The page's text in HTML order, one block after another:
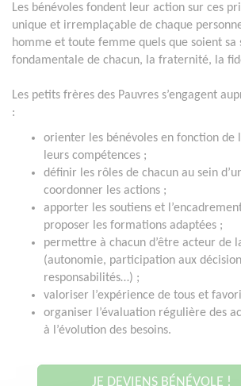
Les bénévoles fondent leur action sur ces
unique et irremplaçable de chaque
homme et toute femme quels que soient
fondamentale de chacun, la fraternité, la
Les petits frères des Pauvres s’engagent
:
orienter les bénévoles en fonction de
leurs compétences ;
définir les rôles de chacun au sein
coordonner les actions ;
apporter les soutiens et
proposer les formations adaptées ;
permettre à chacun d’être acteur de
(autonomie, participation aux
responsabilités…) ;
valoriser l’expérience de tous et
organiser l’évaluation régulière des
à l’évolution des besoins.
JE DEVIENS BÉNÉVOLE !